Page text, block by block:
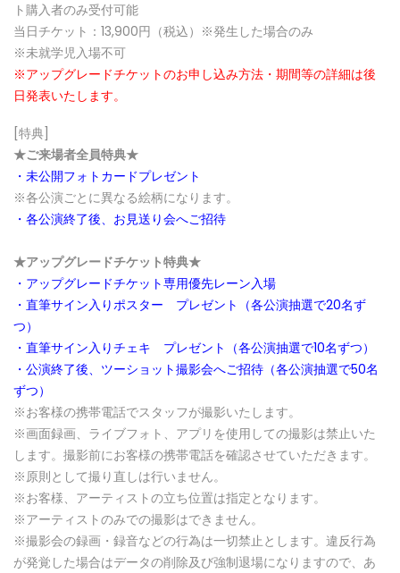
ト購入者のみ受付可能
当日チケット：13,900円（税込）※発生した場合のみ
※未就学児入場不可
※アップグレードチケットのお申し込み方法・期間等の詳細は後
日発表いたします。
[特典]
★ご来場者全員特典★
・未公開フォトカードプレゼント
※各公演ごとに異なる絵柄になります。
・各公演終了後、お見送り会へご招待
★アップグレードチケット特典★
・アップグレードチケット専用優先レーン入場
・直筆サイン入りポスター プレゼント（各公演抽選で20名ず
つ）
・直筆サイン入りチェキ プレゼント（各公演抽選で10名ずつ）
・公演終了後、ツーショット撮影会へご招待（各公演抽選で50名
ずつ）
※お客様の携帯電話でスタッフが撮影いたします。
※画面録画、ライブフォト、アプリを使用しての撮影は禁止いた
します。撮影前にお客様の携帯電話を確認させていただきます。
※原則として撮り直しは行いません。
※お客様、アーティストの立ち位置は指定となります。
※アーティストのみでの撮影はできません。
※撮影会の録画・録音などの行為は一切禁止とします。違反行為
が発覚した場合はデータの削除及び強制退場になりますので、あ